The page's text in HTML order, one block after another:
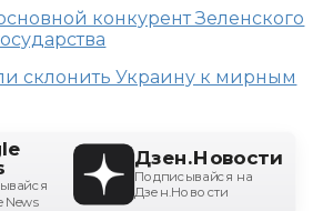
конкурент Зеленского
склонить Украину к мирным
News
Дзен.Новости
Подписывайся на
Дзен.Новости